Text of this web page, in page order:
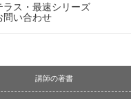
ラス・最速シリーズ
問い合わせ
講師の著書